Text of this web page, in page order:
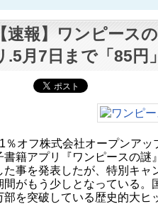
【速報】ワンピース
.5月7日まで「85円
％オフ株式会社オープンア
書籍アプリ『ワンピースの謎
た事を発表したが、特別キャ
間がもう少しとなっている。
部を突破している歴史的大